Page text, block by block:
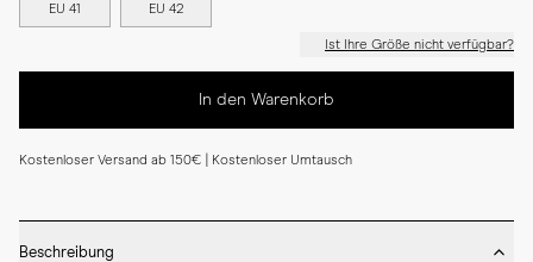
EU 41 EU 42
Ist Ihre Größe nicht verfügbar?
In den Warenkorb
Kostenloser Versand ab 150€ | Kostenloser Umtausch
Beschreibung